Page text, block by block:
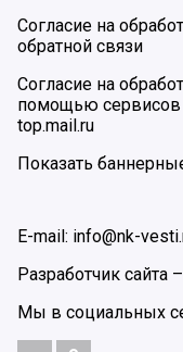
Согласие на
обратной связи
Согласие на
помощью сервисов
top.mail.ru
Показать
E-mail: info@nk-
Разработчик сайта –
Мы в социальных